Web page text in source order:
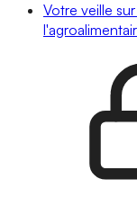
Votre veille